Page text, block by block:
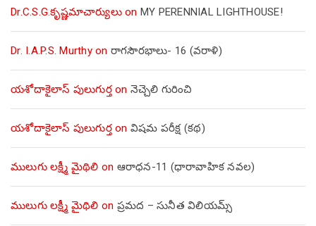
Dr.C.S.G.కృష్ణమాచార్యులుon MY PERENNIAL LIGHTHOUSE!
Dr. I.A.P.S. Murthyon రాగసౌరభాలు- 16 (వరాళి)
యశోదాకైలాస్ పులుగుర్తon నెచ్చెలి గురించి
యశోదాకైలాస్ పులుగుర్తon విషమ పరీక్ష (క‌థ‌)
ములుగు లక్ష్మీ మైథిలి on ఆరాధన-11 (ధారావాహిక నవల)
ములుగు లక్ష్మీ మైథిలి on ప్రమద – సునీత విలియమ్స్